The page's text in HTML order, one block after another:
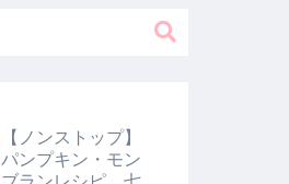
【ノンストップ】
パンプキン・モン